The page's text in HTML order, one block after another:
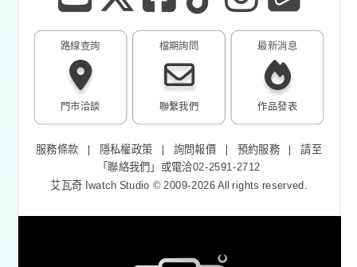
路線查詢
門市洽談
最新消息
作品發表
檔期詢問
聯繫我們
服務條款 ❘ 隱私權政策 ❘詢問報價 ❘預約服務 ❘請至
「聯絡我們 」或電洽02-2591-2712
艾瓦奇 Iwatch Studio © 2009-2026 All rights reserved.